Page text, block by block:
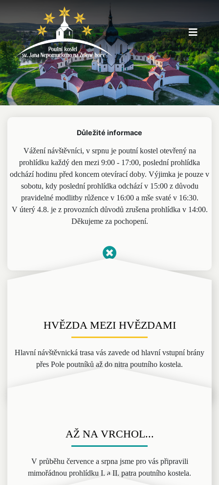
Důležité informace
Vážení návštěvníci, v srpnu je poutní kostel otevřený na
prohlídku každý den mezi 9:00 - 17:00, poslední prohlídka
odchází hodinu před koncem otevírací doby. Výjimka je pouze v
sobotu, kdy poslední prohlídka odchází v 15:00 z důvodu
pravidelné modlitby růžence v 16:00 a mše svaté v 16:30.
V úterý 4.8. je z provozních důvodů zrušena prohlídka v 14:00.
Děkujeme za pochopení.
HVĚZDA MEZI HVĚZDAMI
Hlavní návštěvnická trasa vás zavede od hlavní vstupní brány
přes Pole poutníků až do nitra poutního kostela.
AŽ NA VRCHOL...
V průběhu července a srpna jsme pro vás připravili
mimořádnou prohlídku I. a II. patra poutního kostela.